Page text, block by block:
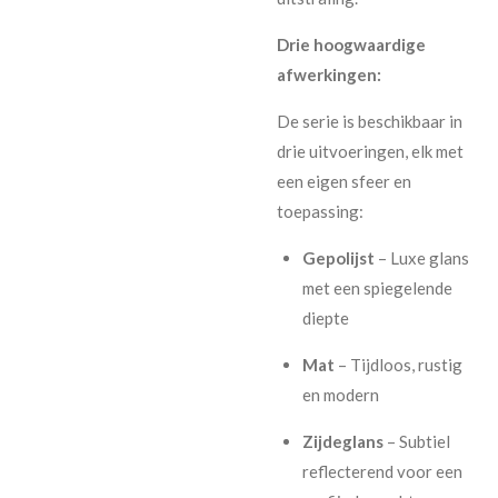
Drie hoogwaardige
afwerkingen:
De serie is beschikbaar in
drie uitvoeringen, elk met
een eigen sfeer en
toepassing:
Gepolijst – Luxe glans
met een spiegelende
diepte
Mat – Tijdloos, rustig
en modern
Zijdeglans– Subtiel
reflecterend voor een